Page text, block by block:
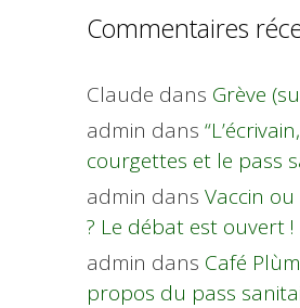
Commentaires
Claude dans Grève
admin dans
courgettes et le pass
admin dans Vaccin
? Le débat est ouvert !
admin dans Café
propos du pass